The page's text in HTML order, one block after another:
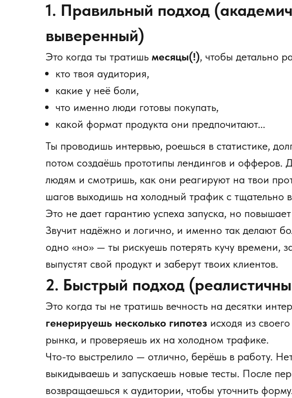
1. Правильный подход
выверенный)
Это когда ты тратишь месяцы(!), чтобы детально
кто твоя аудитория,
какие у неё боли,
что именно люди готовы покупать,
какой формат продукта они предпочитают...
Ты проводишь интервью, роешься в статистике,
потом создаёшь прототипы лендингов и офферов.
людям и смотришь, как они реагируют на твои
шагов выходишь на холодный трафик с
Это не дает гарантию успеха запуска, но
Звучит надёжно и логично, и именно так делают
одно «но» — ты рискуешь потерять кучу времени,
выпустят свой продукт и заберут твоих клиентов.
2. Быстрый подход
Это когда ты не тратишь вечность на десятки
генерируешь несколько гипотез исходя из
рынка, и проверяешь их на холодном трафике.
Что-то выстрелило — отлично, берёшь в работу.
выкидываешь и запускаешь новые тесты. После
возвращаешься к аудитории, чтобы уточнить